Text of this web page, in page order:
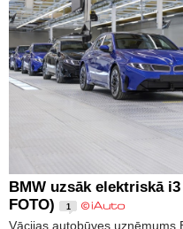
BMW uzsāk elektriskā
FOTO)
1
Vācijas autobūves uzņēmums